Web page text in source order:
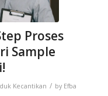
Proses
Sample
Kecantikan / by Efba